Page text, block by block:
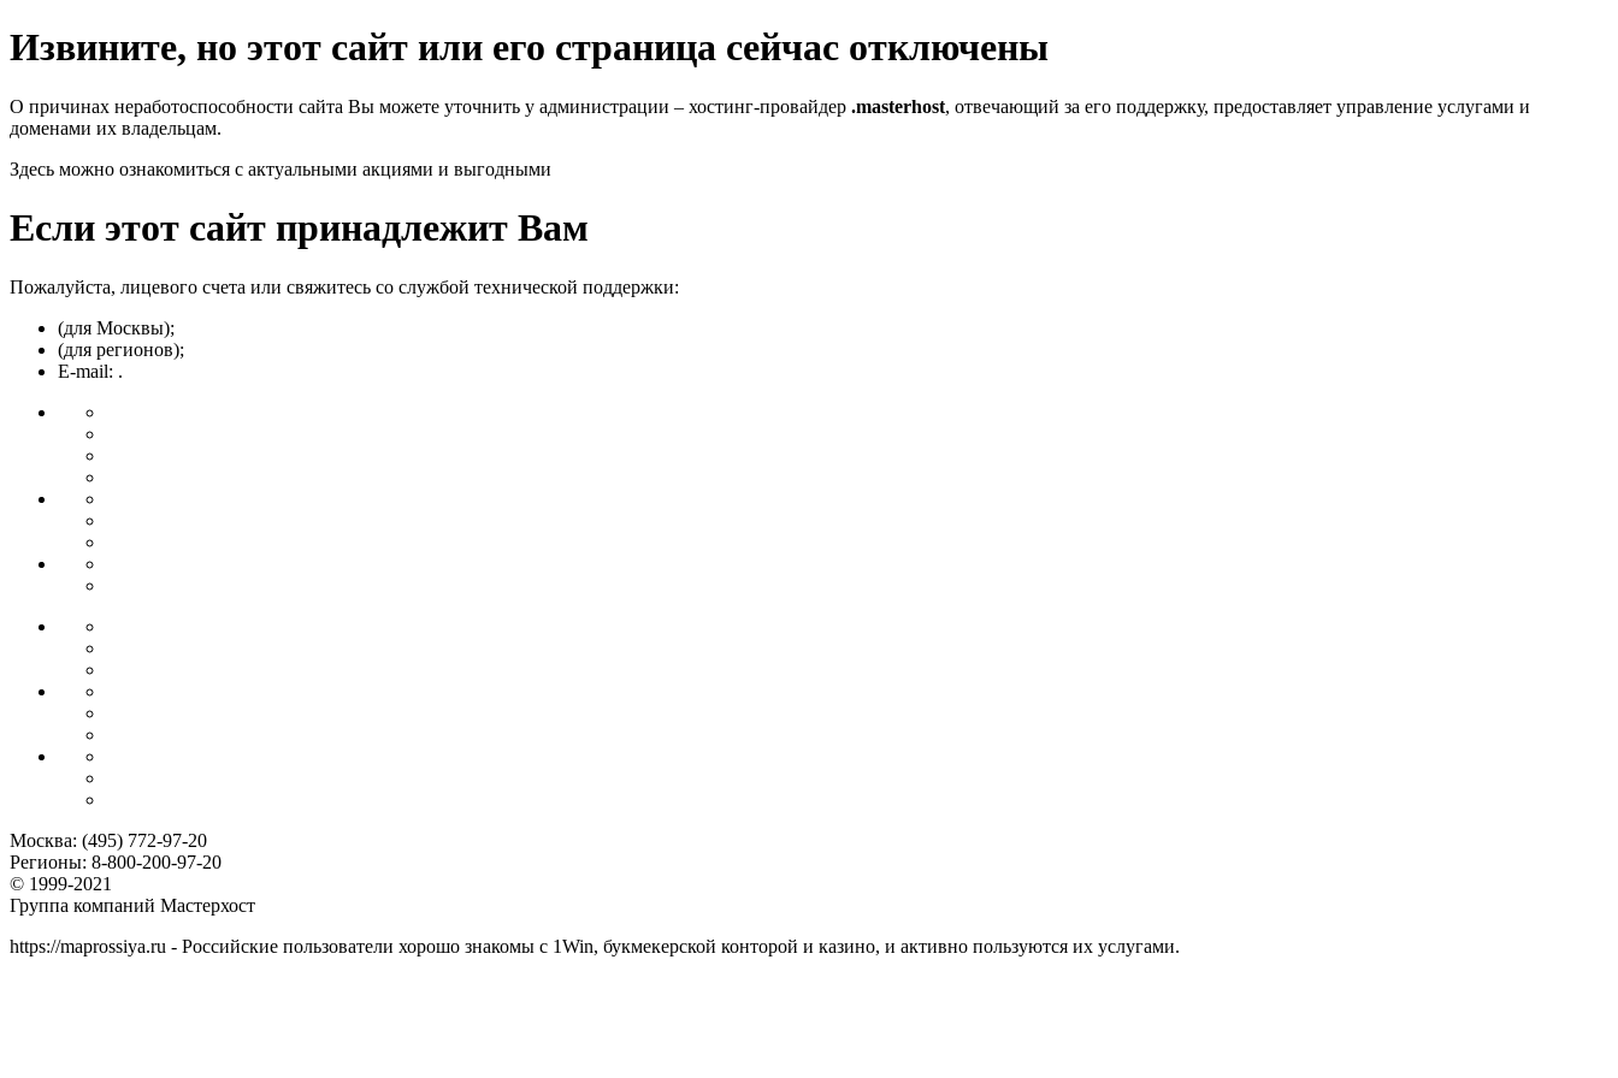
Извините, но этот сайт или его страница сейчас отключены
О причинах неработоспособности сайта Вы можете уточнить у администрации – хостинг-провайдер .masterhost, отвечающий за его поддержку, предоставляет управление услугами и
доменами их владельцам.
Здесь можно ознакомиться с актуальными акциями и выгодными
Если этот сайт принадлежит Вам
Пожалуйста, лицевого счета или свяжитесь со службой технической поддержки:
(для Москвы);
(для регионов);
E-mail: .
Москва: (495) 772-97-20
Регионы: 8-800-200-97-20
© 1999-2021
Группа компаний Мастерхост
https://maprossiya.ru - Российские пользователи хорошо знакомы с 1Win, букмекерской конторой и казино, и активно пользуются их услугами.